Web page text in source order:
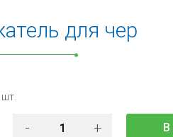
для чер
шт.
- + В